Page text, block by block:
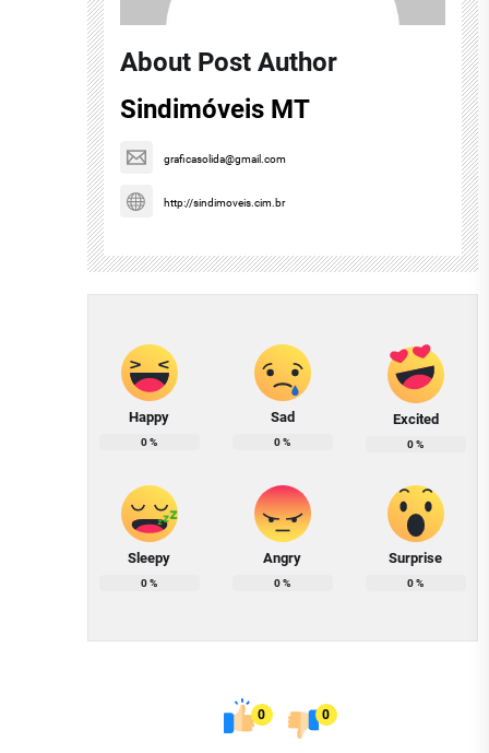
About Post Author
Sindimóveis MT
graficasolida@gmail.com
http://sindimoveis.cim.br
Happy
0%
Sad
0%
Excited
0%
Sleepy
0%
Angry
0%
Surprise
0%
0 0